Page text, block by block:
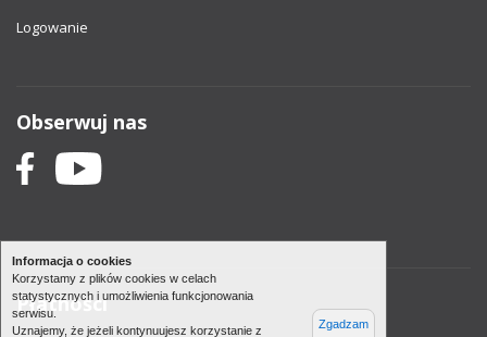
Informacja o cookies
Korzystamy z plików cookies w celach
statystycznych i umożliwienia funkcjonowania
serwisu.
Uznajemy, że jeżeli kontynuujesz korzystanie z
Zgadzam
Logowanie
Obserwuj nas
Płatności